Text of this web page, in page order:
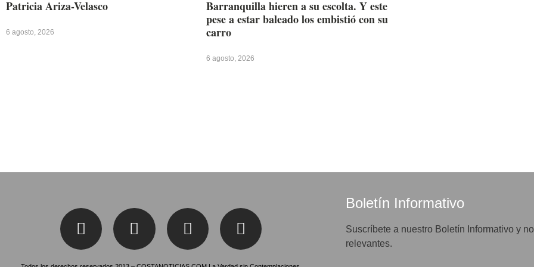
Patricia Ariza-Velasco
6 agosto, 2026
Barranquilla hieren a su escolta. Y este
pese a estar baleado los embistió con su
carro
6 agosto, 2026
Boletín Informativo
Suscríbete a nuestro Boletín Informativo y
relevantes.